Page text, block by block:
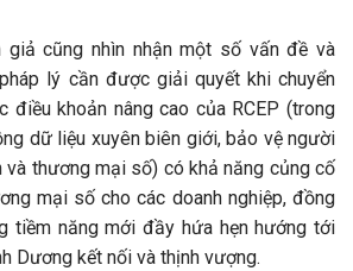
giả cũng nhìn nhận một số vấn đề và
lý cần được giải quyết khi chuyển
điều khoản nâng cao của RCEP (trong
dữ liệu xuyên biên giới, bảo vệ người
và thương mại số) có khả năng củng cố
mại số cho các doanh nghiệp, đồng
tiềm năng mới đầy hứa hẹn hướng tới
Dương kết nối và thịnh vượng.